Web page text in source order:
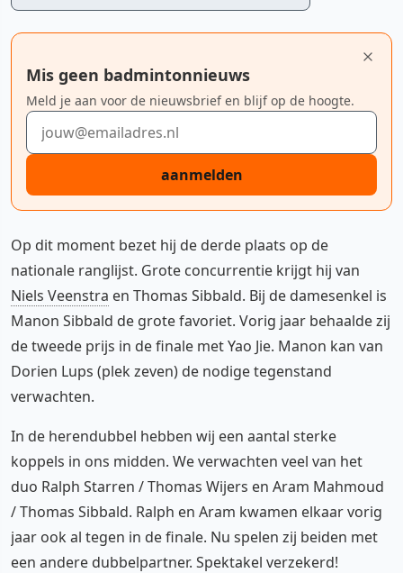
Mis geen badmintonnieuws
Meld je aan voor de nieuwsbrief en blijf op de hoogte.
E-mailadres
aanmelden
Op dit moment bezet hij de derde plaats op de
nationale ranglijst. Grote concurrentie krijgt hij van
Niels Veenstra en Thomas Sibbald. Bij de damesenkel is
Manon Sibbald de grote favoriet. Vorig jaar behaalde zij
de tweede prijs in de finale met Yao Jie. Manon kan van
Dorien Lups (plek zeven) de nodige tegenstand
verwachten.
In de herendubbel hebben wij een aantal sterke
koppels in ons midden. We verwachten veel van het
duo Ralph Starren / Thomas Wijers en Aram Mahmoud
/ Thomas Sibbald. Ralph en Aram kwamen elkaar vorig
jaar ook al tegen in de finale. Nu spelen zij beiden met
een andere dubbelpartner. Spektakel verzekerd!